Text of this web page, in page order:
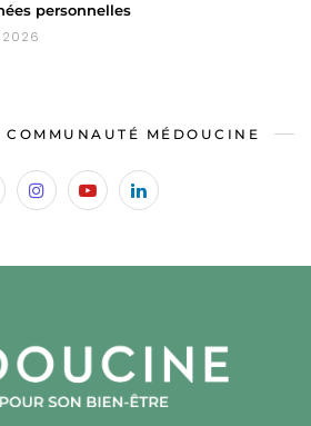
personnelles
2026
COMMUNAUTÉ MÉDOUCINE